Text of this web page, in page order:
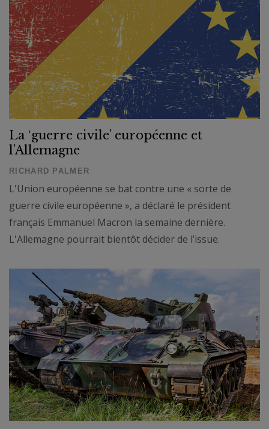
La ‘guerre civile’ européenne et
l’Allemagne
RICHARD PALMER
L'Union européenne se bat contre une « sorte de
guerre civile européenne », a déclaré le président
français Emmanuel Macron la semaine dernière.
L'Allemagne pourrait bientôt décider de l’issue.